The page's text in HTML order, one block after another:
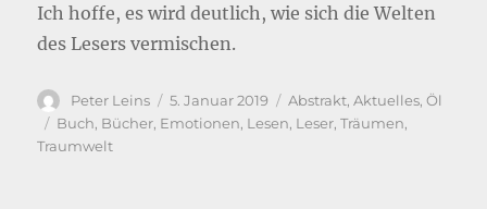
Ich hoffe, es wird deutlich, wie sich die Welten
des Lesers vermischen.
Autor
Peter Leins
Veröffentlicht
am
5. Januar 2019 Kategorien
Abstrakt,Aktuelles,Öl
Schlagwörter
Buch, Bücher, Emotionen, Lesen, Leser,Träumen,
Traumwelt